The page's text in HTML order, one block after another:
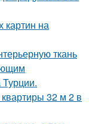
картин на
ткань
32 м 2 в